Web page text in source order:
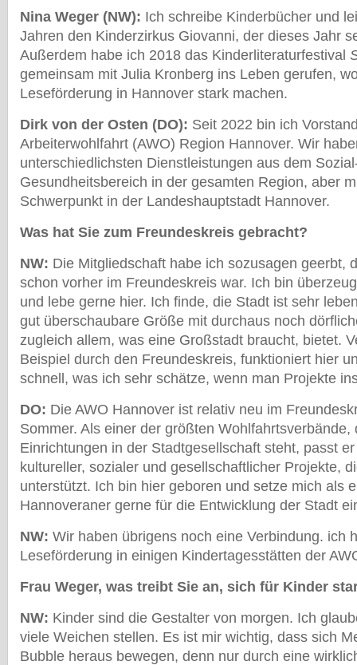
Nina Weger (NW): Ich schreibe Kinderbücher und
Jahren den Kinderzirkus Giovanni, der dieses Jahr
Außerdem habe ich 2018 das Kinderliteraturfestival
gemeinsam mit Julia Kronberg ins Leben gerufen,
Leseförderung in Hannover stark machen.
Dirk von der Osten (DO): Seit 2022 bin ich
Arbeiterwohlfahrt (AWO) Region Hannover. Wir
unterschiedlichsten Dienstleistungen aus dem
Gesundheitsbereich in der gesamten Region, aber
Schwerpunkt in der Landeshauptstadt Hannover.
Was hat Sie zum Freundeskreis gebracht?
NW: Die Mitgliedschaft habe ich sozusagen geerbt,
schon vorher im Freundeskreis war. Ich bin
und lebe gerne hier. Ich finde, die Stadt ist sehr
gut überschaubare Größe mit durchaus noch
zugleich allem, was eine Großstadt braucht, bietet.
Beispiel durch den Freundeskreis, funktioniert hier
schnell, was ich sehr schätze, wenn man Projekte
DO: Die AWO Hannover ist relativ neu im
Sommer. Als einer der größten Wohlfahrtsverbände,
Einrichtungen in der Stadtgesellschaft steht, passt
kultureller, sozialer und gesellschaftlicher Projekte,
unterstützt. Ich bin hier geboren und setze mich als
Hannoveraner gerne für die Entwicklung der Stadt
NW: Wir haben übrigens noch eine Verbindung. ich
Leseförderung in einigen Kindertagesstätten der
Frau Weger, was treibt Sie an, sich für Kinder
NW: Kinder sind die Gestalter von morgen. Ich
viele Weichen stellen. Es ist mir wichtig, dass sich
Bubble heraus bewegen, denn nur durch eine